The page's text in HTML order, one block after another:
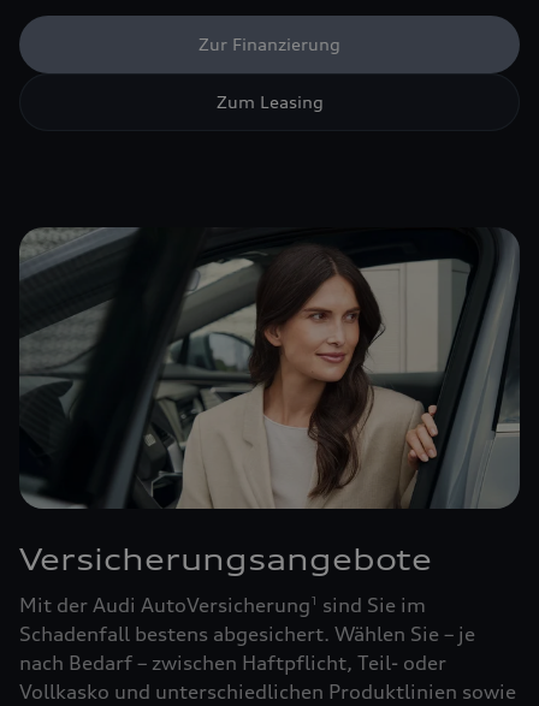
Zur Finanzierung
Zum Leasing
Versicherungsangebote
Mit der Audi AutoVersicherung1
sind Sie im
Schadenfall bestens abgesichert. Wählen Sie – je
nach Bedarf – zwischen Haftpflicht, Teil- oder
Vollkasko und unterschiedlichen Produktlinien sowie